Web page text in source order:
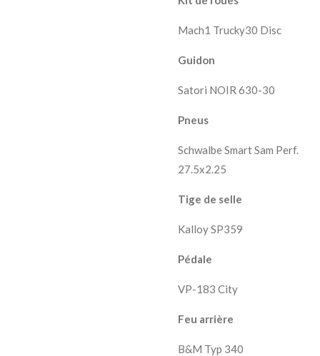
Mach1 Trucky30 Disc
Guidon
Satori NOIR 630-30
Pneus
Schwalbe Smart Sam Perf.
27.5x2.25
Tige de selle
Kalloy SP359
Pédale
VP-183 City
Feu arrière
B&M Typ 340